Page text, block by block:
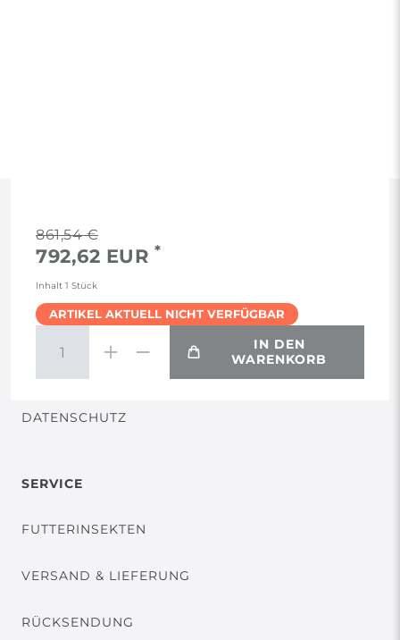
861,54 €
792,62 EUR *
Inhalt 1 Stück
ARTIKEL AKTUELL NICHT VERFÜGBAR
IN DEN
WARENKORB
RECHTLICHES
AGB
WIDERRUF
DATENSCHUTZ
SERVICE
FUTTERINSEKTEN
VERSAND & LIEFERUNG
RÜCKSENDUNG